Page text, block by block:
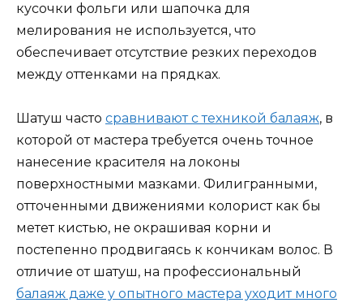
кусочки фольги или шапочка для
мелирования не используется, что
обеспечивает отсутствие резких переходов
между оттенками на прядках.
Шатуш часто сравнивают с техникой балаяж, в
которой от мастера требуется очень точное
нанесение красителя на локоны
поверхностными мазками. Филигранными,
отточенными движениями колорист как бы
метет кистью, не окрашивая корни и
постепенно продвигаясь к кончикам волос. В
отличие от шатуш, на профессиональный
балаяж даже у опытного мастера уходит много